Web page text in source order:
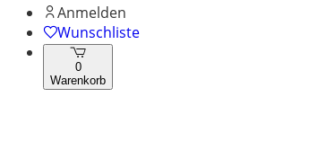
Anmelden
Wunschliste
0
Warenkorb